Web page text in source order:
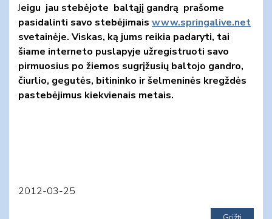
Jeigu jau stebėjote baltąjį gandrą prašome
pasidalinti savo stebėjimais www.springalive.net
svetainėje. Viskas, ką jums reikia padaryti, tai
šiame interneto puslapyje užregistruoti savo
pirmuosius po žiemos sugrįžusių baltojo gandro,
čiurlio, gegutės, bitininko ir šelmeninės kregždės
pastebėjimus kiekvienais metais.
2012-03-25